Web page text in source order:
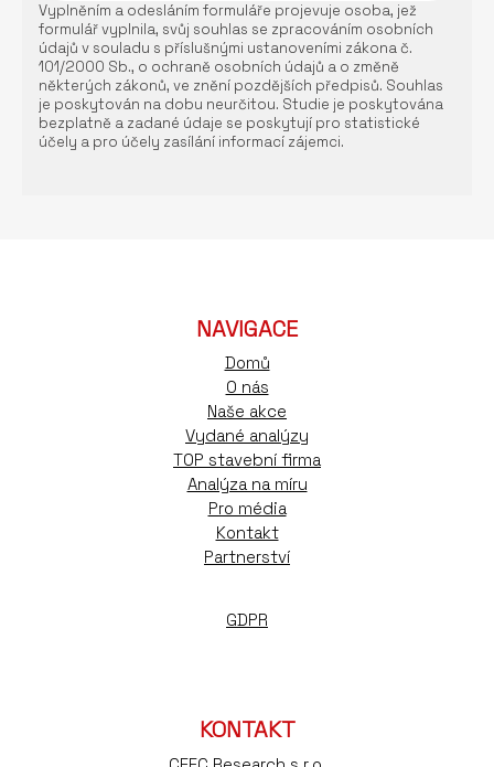
Vyplněním a odesláním formuláře projevuje osoba, jež
formulář vyplnila, svůj souhlas se zpracováním osobních
údajů v souladu s příslušnými ustanoveními zákona č.
101/2000 Sb., o ochraně osobních údajů a o změně
některých zákonů, ve znění pozdějších předpisů. Souhlas
je poskytován na dobu neurčitou. Studie je poskytována
bezplatně a zadané údaje se poskytují pro statistické
účely a pro účely zasílání informací zájemci.
NAVIGACE
Domů
O nás
Naše akce
Vydané analýzy
TOP stavební firma
Analýza na míru
Pro média
Kontakt
Partnerství
GDPR
KONTAKT